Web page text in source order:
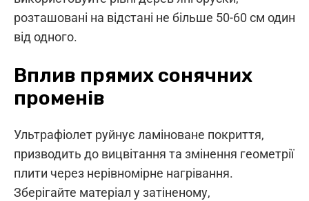
розташовані на відстані не більше 50-60 см один
від одного.
Вплив прямих сонячних
променів
Ультрафіолет руйнує ламіноване покриття,
призводить до вицвітання та змінення геометрії
плити через нерівномірне нагрівання.
Зберігайте матеріал у затіненому,